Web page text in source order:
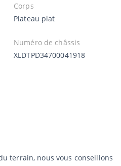
Corps
Plateau plat
Numéro de châssis
XLDTPD34700041918
terrain, nous vous conseillons